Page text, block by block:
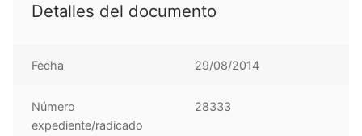
Detalles del documento
Fecha 29/08/2014
Número
expediente/radicado
28333